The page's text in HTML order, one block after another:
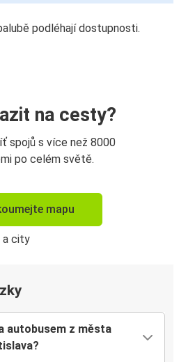
podléhají dostupnosti.
na cesty?
spojů s více než 8000
po celém světě.
mapu
autobusem z města